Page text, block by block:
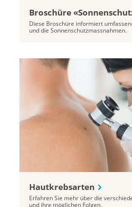
Broschüre
Diese Broschüre informiert
und die Sonnenschutzmassnahmen.
Hautkrebsarten
Erfahren Sie mehr über die
und ihre möglichen Folgen.